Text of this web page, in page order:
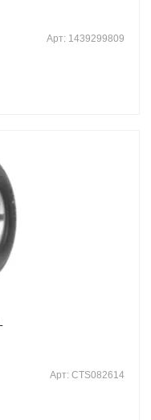
Арт: 1439299809
Арт: CTS082614